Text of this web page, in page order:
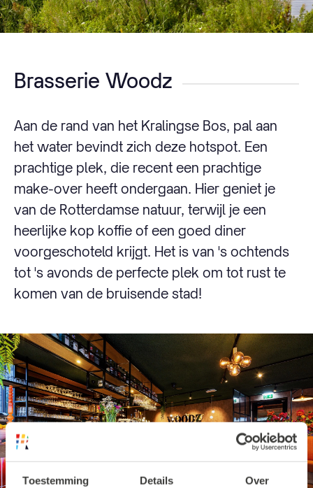
Toestemming Details Over
Brasserie Woodz
Aan de rand van het Kralingse Bos, pal aan
het water bevindt zich deze hotspot. Een
prachtige plek, die recent een prachtige
make-over heeft ondergaan. Hier geniet je
van de Rotterdamse natuur, terwijl je een
heerlijke kop koffie of een goed diner
voorgeschoteld krijgt. Het is van 's ochtends
tot 's avonds de perfecte plek om tot rust te
komen van de bruisende stad!